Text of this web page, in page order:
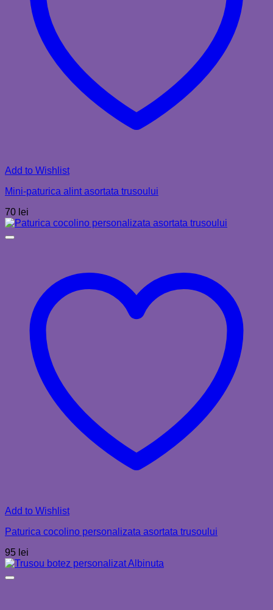
Add to Wishlist
Mini-paturica alint asortata trusoului
70 lei
Add to Wishlist
Paturica cocolino personalizata asortata trusoului
95 lei